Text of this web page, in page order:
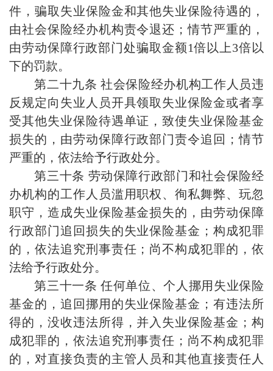
件，骗取失业保险金和其他失业保险待遇的，
由社会保险经办机构责令退还；情节严重的，
由劳动保障行政部门处骗取金额1倍以上3倍以
下的罚款。
第二十九条 社会保险经办机构工作人员违
反规定向失业人员开具领取失业保险金或者享
受其他失业保险待遇单证，致使失业保险基金
损失的，由劳动保障行政部门责令追回；情节
严重的，依法给予行政处分。
第三十条 劳动保障行政部门和社会保险经
办机构的工作人员滥用职权、徇私舞弊、玩忽
职守，造成失业保险基金损失的，由劳动保障
行政部门追回损失的失业保险基金；构成犯罪
的，依法追究刑事责任；尚不构成犯罪的，依
法给予行政处分。
第三十一条 任何单位、个人挪用失业保险
基金的，追回挪用的失业保险基金；有违法所
得的，没收违法所得，并入失业保险基金；构
成犯罪的，依法追究刑事责任；尚不构成犯罪
的，对直接负责的主管人员和其他直接责任人